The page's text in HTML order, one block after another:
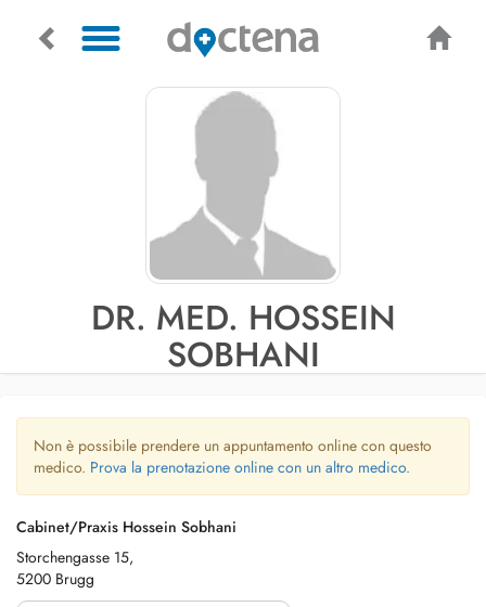
DR. MED. HOSSEIN
SOBHANI
Non è possibile prendere un appuntamento online con questo
medico. Prova la prenotazione online con un altro medico.
Cabinet/Praxis Hossein Sobhani
Storchengasse 15,
5200 Brugg